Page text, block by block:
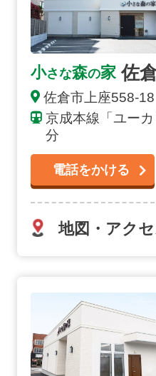
小さな森の家 佐
佐倉市上座558-18
京成本線「ユー
分
電話をかける
地図・アク